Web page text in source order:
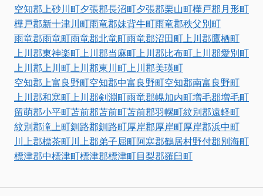
空知郡上砂川町夕張郡長沼町夕張郡栗山町樺戸郡月形町
樺戸郡新十津川町雨竜郡妹背牛町雨竜郡秩父別町
雨竜郡雨竜町雨竜郡北竜町雨竜郡沼田町 上川郡鷹栖町
上川郡東神楽町 上川郡当麻町 上川郡比布町 上川郡愛別町
上川郡上川町 上川郡東川町 上川郡美瑛町
空知郡上富良野町空知郡中富良野町空知郡南富良野町
上川郡和寒町 上川郡剣淵町雨竜郡幌加内町増毛郡増毛町
留萌郡小平町苫前郡苫前町苫前郡羽幌町紋別郡遠軽町
紋別郡滝上町釧路郡釧路町厚岸郡厚岸町厚岸郡浜中町
川上郡標茶町川上郡弟子屈町阿寒郡鶴居村野付郡別海町
標津郡中標津町標津郡標津町目梨郡羅臼町